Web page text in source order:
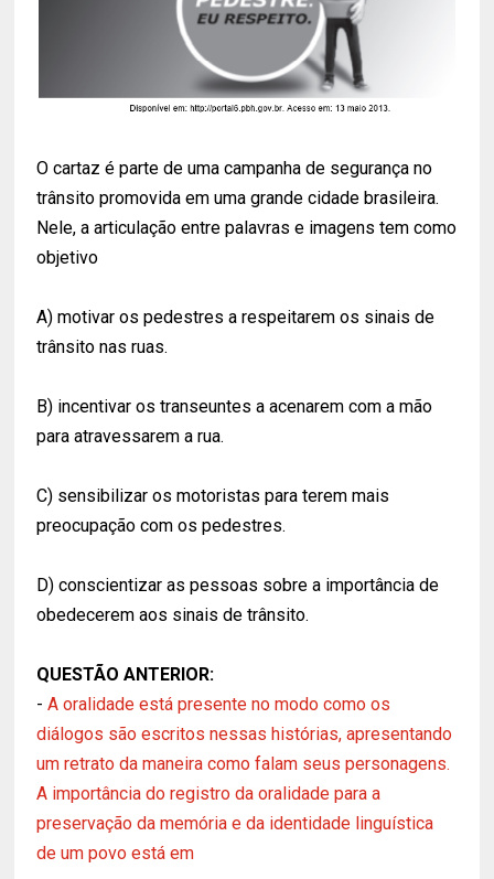
O cartaz é parte de uma campanha de segurança no
trânsito promovida em uma grande cidade brasileira.
Nele, a articulação entre palavras e imagens tem como
objetivo
A) motivar os pedestres a respeitarem os sinais de
trânsito nas ruas.
B) incentivar os transeuntes a acenarem com a mão
para atravessarem a rua.
C) sensibilizar os motoristas para terem mais
preocupação com os pedestres.
D) conscientizar as pessoas sobre a importância de
obedecerem aos sinais de trânsito.
QUESTÃO ANTERIOR:
-A oralidade está presente no modo como os
diálogos são escritos nessas histórias, apresentando
um retrato da maneira como falam seus personagens.
A importância do registro da oralidade para a
preservação da memória e da identidade linguística
de um povo está em